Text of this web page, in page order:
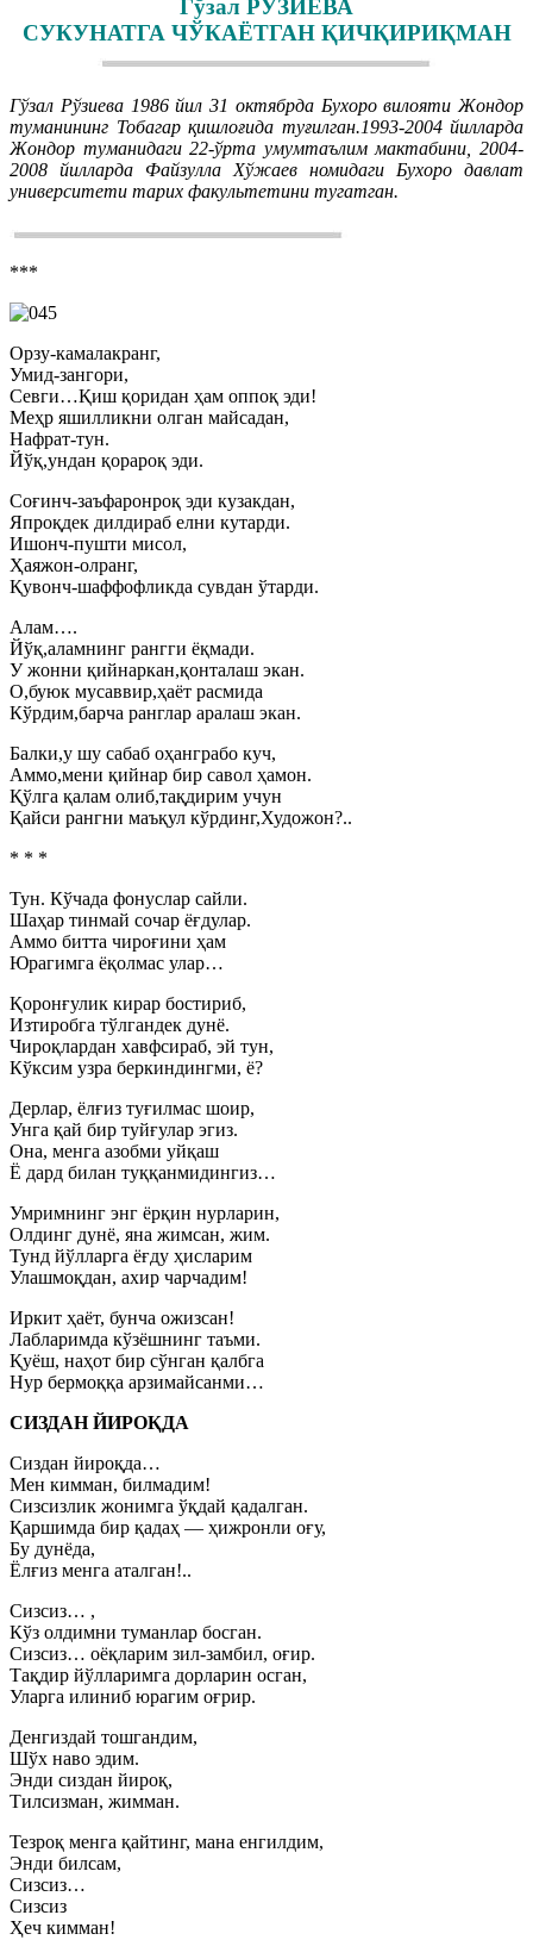
Гўзал РЎЗИЕВА
СУКУНАТГА ЧЎКАЁТГАН ҚИЧҚИРИҚМАН
Гўзал Рўзиева 1986 йил 31 октябрда Бухоро вилояти Жондор
туманининг Тобагар қишлоғида туғилган.1993-2004 йилларда
Жондор туманидаги 22-ўрта умумтаълим мактабини, 2004-
2008 йилларда Файзулла Хўжаев номидаги Бухоро давлат
университети тарих факультетини тугатган.
***
Орзу-камалакранг,
Умид-зангори,
Севги…Қиш қоридан ҳам оппоқ эди!
Меҳр яшилликни олган майсадан,
Нафрат-тун.
Йўқ,ундан қорароқ эди.
Соғинч-заъфаронроқ эди кузакдан,
Япроқдек дилдираб елни кутарди.
Ишонч-пушти мисол,
Ҳаяжон-олранг,
Қувонч-шаффофликда сувдан ўтарди.
Алам….
Йўқ,аламнинг рангги ёқмади.
У жонни қийнаркан,қонталаш экан.
О,буюк мусаввир,ҳаёт расмида
Кўрдим,барча ранглар аралаш экан.
Балки,у шу сабаб оҳанграбо куч,
Аммо,мени қийнар бир савол ҳамон.
Қўлга қалам олиб,тақдирим учун
Қайси рангни маъқул кўрдинг,Художон?..
* * *
Тун. Кўчада фонуслар сайли.
Шаҳар тинмай сочар ёғдулар.
Аммо битта чироғини ҳам
Юрагимга ёқолмас улар…
Қоронғулик кирар бостириб,
Изтиробга тўлгандек дунё.
Чироқлардан хавфсираб, эй тун,
Кўксим узра беркиндингми, ё?
Дерлар, ёлғиз туғилмас шоир,
Унга қай бир туйғулар эгиз.
Она, менга азобми уйқаш
Ё дард билан туққанмидингиз…
Умримнинг энг ёрқин нурларин,
Олдинг дунё, яна жимсан, жим.
Тунд йўлларга ёғду ҳисларим
Улашмоқдан, ахир чарчадим!
Иркит ҳаёт, бунча ожизсан!
Лабларимда кўзёшнинг таъми.
Қуёш, наҳот бир сўнган қалбга
Нур бермоққа арзимайсанми…
СИЗДАН ЙИРОҚДА
Сиздан йироқда…
Мен кимман, билмадим!
Сизсизлик жонимга ўқдай қадалган.
Қаршимда бир қадаҳ — ҳижронли оғу,
Бу дунёда,
Ёлғиз менга аталган!..
Сизсиз… ,
Кўз олдимни туманлар босган.
Сизсиз… оёқларим зил-замбил, оғир.
Тақдир йўлларимга дорларин осган,
Уларга илиниб юрагим оғрир.
Денгиздай тошгандим,
Шўх наво эдим.
Энди сиздан йироқ,
Тилсизман, жимман.
Тезроқ менга қайтинг, мана енгилдим,
Энди билсам,
Сизсиз…
Сизсиз
Ҳеч кимман!